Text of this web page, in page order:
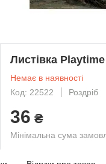
Листівка Playtime
Немає в наявності
Код: 22522
Роздріб
36 ₴
Мінімальна сума